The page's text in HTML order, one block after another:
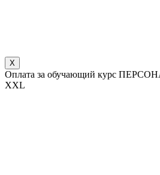
X
Оплата за обучающий курс
XXL